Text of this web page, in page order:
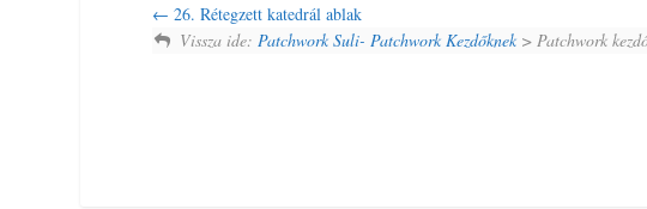
26. Rétegzett katedrál ablak
Vissza ide: Patchwork Suli- Patchwork Kezdőknek> Patchwork